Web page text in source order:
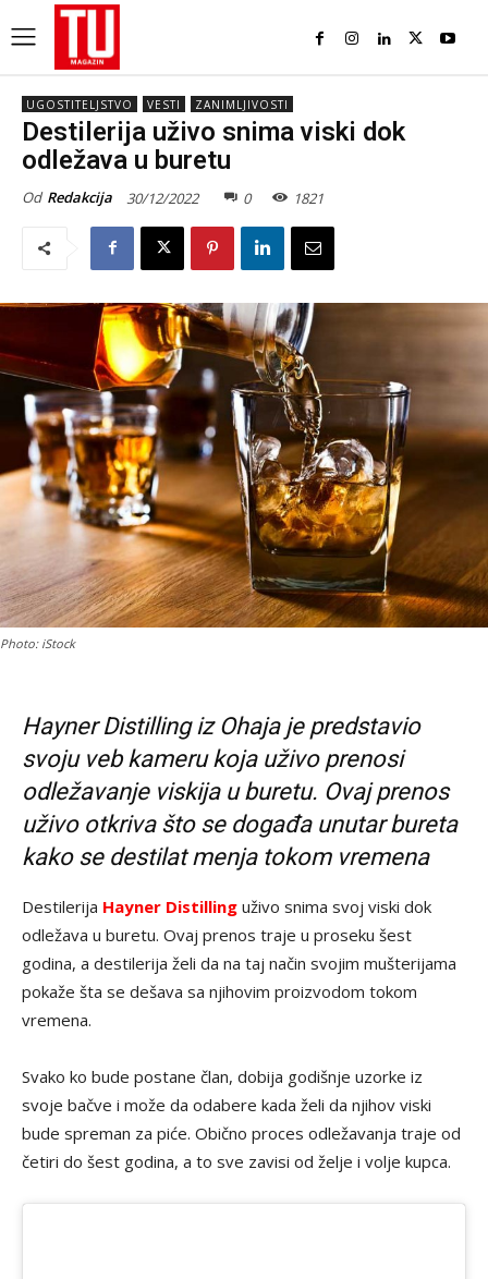
UGOSTITELJSTVO VESTI ZANIMLJIVOSTI
Destilerija uživo snima viski dok
odležava u buretu
Od Redakcija 30/12/2022 0 1821
Photo: iStock
Hayner Distilling iz Ohaja je predstavio
svoju veb kameru koja uživo prenosi
odležavanje viskija u buretu. Ovaj prenos
uživo otkriva što se događa unutar bureta
kako se destilat menja tokom vremena
Destilerija Hayner Distilling uživo snima svoj viski dok
odležava u buretu. Ovaj prenos traje u proseku šest
godina, a destilerija želi da na taj način svojim mušterijama
pokaže šta se dešava sa njihovim proizvodom tokom
vremena.
Svako ko bude postane član, dobija godišnje uzorke iz
svoje bačve i može da odabere kada želi da njihov viski
bude spreman za piće. Obično proces odležavanja traje od
četiri do šest godina, a to sve zavisi od želje i volje kupca.